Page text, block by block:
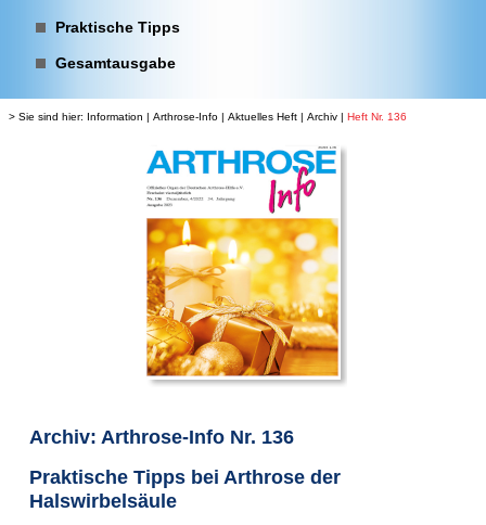
Praktische Tipps
Gesamtausgabe
> Sie sind hier: Information | Arthrose-Info | Aktuelles Heft | Archiv | Heft Nr. 136
Archiv: Arthrose-Info Nr. 136
Praktische Tipps bei Arthrose der
Halswirbelsäule